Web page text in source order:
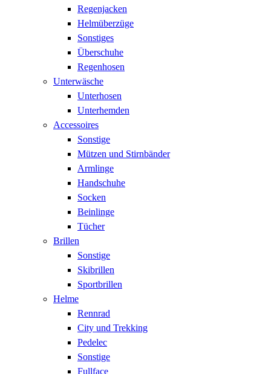
Regenjacken
Helmüberzüge
Sonstiges
Überschuhe
Regenhosen
Unterwäsche
Unterhosen
Unterhemden
Accessoires
Sonstige
Mützen und Stirnbänder
Armlinge
Handschuhe
Socken
Beinlinge
Tücher
Brillen
Sonstige
Skibrillen
Sportbrillen
Helme
Rennrad
City und Trekking
Pedelec
Sonstige
Fullface